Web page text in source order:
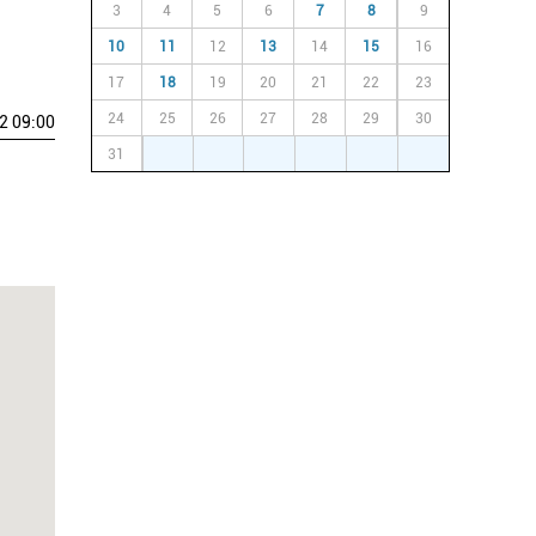
09:00
3 4 5 6 7 8 9
10 11 12 13 14 15 16
17 18 19 20 21 22 23
24 25 26 27 28 29 30
31